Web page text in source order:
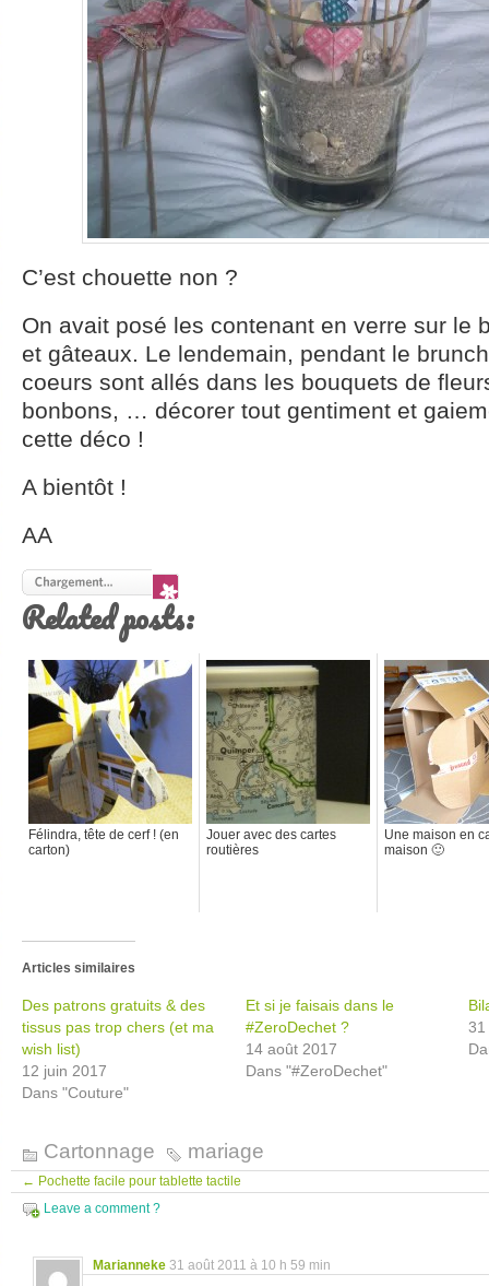
C’est chouette non ?
On avait posé les contenant en verre sur le
et gâteaux. Le lendemain, pendant le
coeurs sont allés dans les bouquets de
bonbons, … décorer tout gentiment et
cette déco !
A bientôt !
AA
Related posts:
Félindra, tête de cerf ! (en
carton)
Jouer avec des cartes
routières
Une maison en
maison 🙂
Articles similaires
Des patrons gratuits & des
tissus pas trop chers (et ma
wish list)
12 juin 2017
Dans "Couture"
Et si je faisais dans le
#ZeroDechet ?
14 août 2017
Dans "#ZeroDechet"
31
Cartonnage mariage
← Pochette facile pour tablette tactile
Leave a comment ?
Marianneke 31 août 2011 à 10 h 59 min